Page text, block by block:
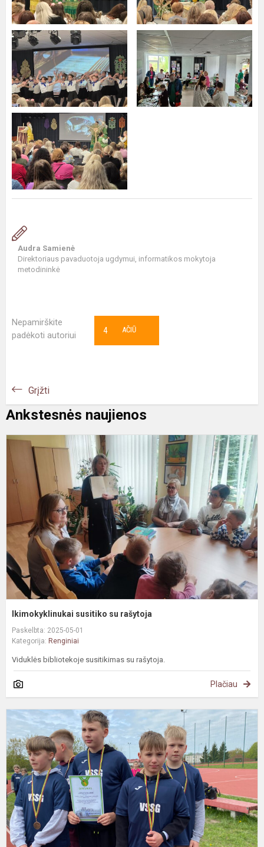
Audra Samienė
Direktoriaus pavaduotoja ugdymui, informatikos mokytoja
metodininkė
Nepamirškite
padėkoti autoriui
AČIŪ
4
Grįžti
Ankstesnės naujienos
Ikimokyklinukai susitiko su rašytoja
Paskelbta: 2025-05-01
Kategorija: Renginiai
Viduklės bibliotekoje susitikimas su rašytoja.
Plačiau